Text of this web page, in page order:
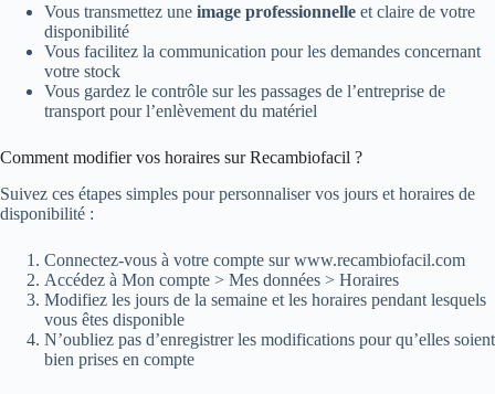
Vous transmettez une image professionnelle et claire de votre
disponibilité
Vous facilitez la communication pour les demandes concernant
votre stock
Vous gardez le contrôle sur les passages de l’entreprise de
transport pour l’enlèvement du matériel
Comment modifier vos horaires sur Recambiofacil ?
Suivez ces étapes simples pour personnaliser vos jours et horaires de
disponibilité :
Connectez-vous à votre compte sur www.recambiofacil.com
Accédez à Mon compte > Mes données > Horaires
Modifiez les jours de la semaine et les horaires pendant lesquels
vous êtes disponible
N’oubliez pas d’enregistrer les modifications pour qu’elles soient
bien prises en compte